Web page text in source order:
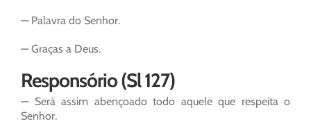
— Palavra do Senhor.
— Graças a Deus.
Responsório (Sl 127)
— Será assim abençoado todo aquele que respeita o
Senhor.